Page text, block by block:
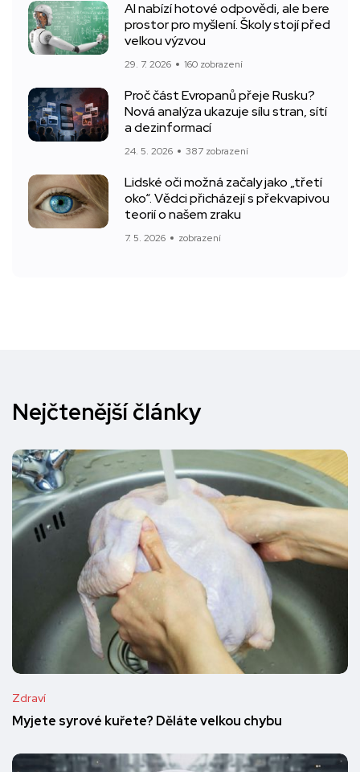
AI nabízí hotové odpovědi, ale bere
prostor pro myšlení. Školy stojí před
velkou výzvou
29. 7. 2026 160 zobrazení
Proč část Evropanů přeje Rusku?
Nová analýza ukazuje sílu stran, sítí
a dezinformací
24. 5. 2026 387 zobrazení
Lidské oči možná začaly jako „třetí
oko“. Vědci přicházejí s překvapivou
teorií o našem zraku
7. 5. 2026 zobrazení
Nejčtenější články
Zdraví
Myjete syrové kuřete? Děláte velkou chybu